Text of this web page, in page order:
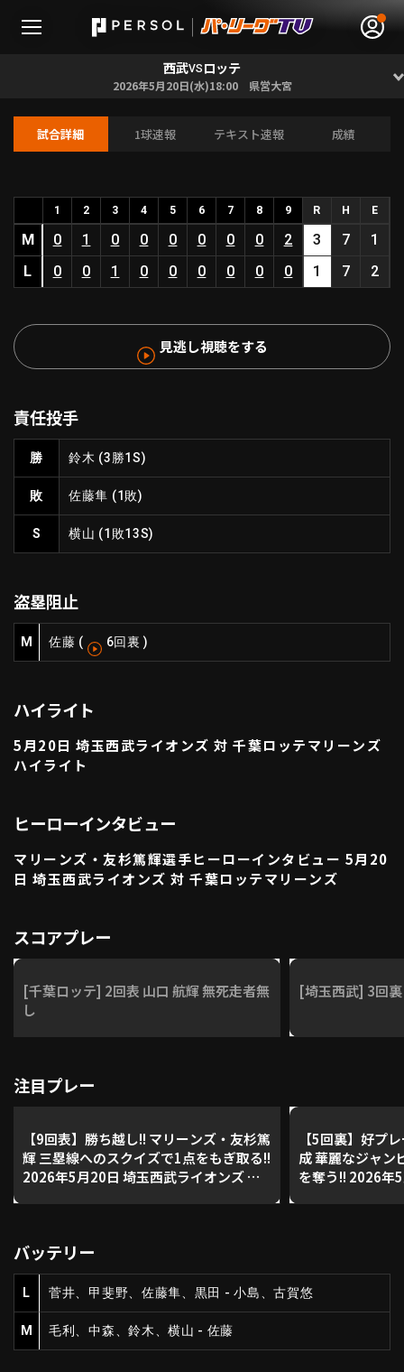
HOME
動画
ファーム東地区
ファーム中地区
ファーム西地区
交流戦
北海道日本ハムファイターズ
東北楽天ゴールデンイーグルス
埼玉西武ライオンズ
千葉ロッテマリーンズ
オリックス・バファローズ
ニュース
設定
利用規約
運営会社（別ウィンドウで開く） よくある質問
動画を検索（選手・チーム・プレー内容…）
西武VS ロッテ
2026年5月20日(水)18:00 県営大宮
試合詳細 1球速報 テキスト速報 成績
1 2 3 4 5 6 7 8 9 R H E
M 0 1 0 0 0 0 0 0 2 3 7
1
L
0 0 1 0 0 0 0 0 0 1 7 2
見逃し視聴をする
責任投手
勝 鈴木 (3勝1S)
敗 佐藤隼 (1敗)
S 横山 (1敗13S)
盗塁阻止
M 佐藤 ( 6回裏 )
ハイライト
5月20日 埼玉西武ライオンズ 対 千葉ロッテマリーンズ
ハイライト
ヒーローインタビュー
マリーンズ・友杉篤輝選手ヒーローインタビュー 5月20
日 埼玉西武ライオンズ 対 千葉ロッテマリーンズ
スコアプレー
[千葉ロッテ] 2回表 山口 航輝 無死走者無
し
[埼玉西武] 3回
注目プレー
【9回表】勝ち越し!! マリーンズ・友杉篤
輝 三塁線へのスクイズで1点をもぎ取る!!
2026年5月20日 埼玉西武ライオンズ 対
【5回裏】好プ
成 華麗なジャン
を奪う!! 2026年
バッテリー
L 菅井、甲斐野、佐藤隼、黒田 - 小島、古賀悠
M 毛利、中森、鈴木、横山 - 佐藤